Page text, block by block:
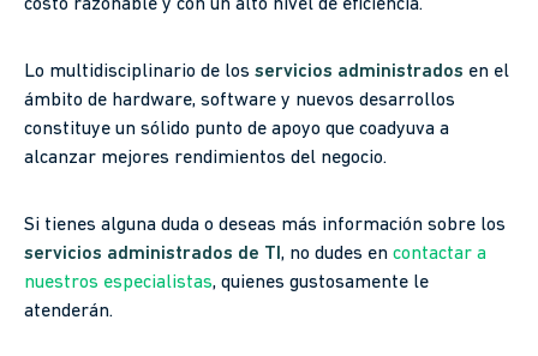
costo razonable y con un alto nivel de eficiencia.
Lo multidisciplinario de los servicios administrados en el
ámbito de hardware, software y nuevos desarrollos
constituye un sólido punto de apoyo que coadyuva a
alcanzar mejores rendimientos del negocio.
Si tienes alguna duda o deseas más información sobre los
servicios administrados de TI, no dudes en contactar a
nuestros especialistas, quienes gustosamente le
atenderán.